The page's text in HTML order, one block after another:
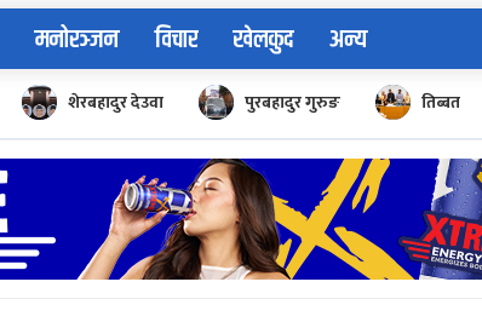
मनोरञ्जन विचार खेलकुद अन्य
शेरबहादुर देउवा पुरबहादुर गुरुङ तिब्बत